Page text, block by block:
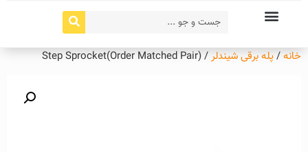
خانه/پله برقی شیندلر/ Step Sprocket(Order Matched Pair)